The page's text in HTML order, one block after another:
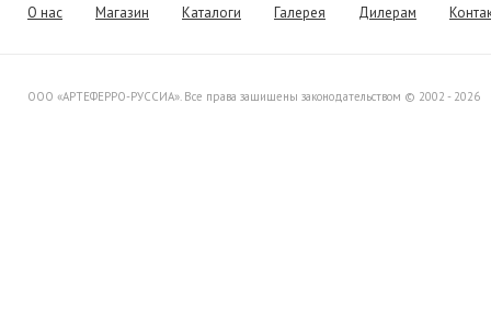
Уважаемые клиенты! Представляем
Вашему вниманию распродажу
О нас Магазин Каталоги Галерея Дилерам
ООО «АРТЕФЕРРО-РУССИА». Все права защищены законодательством © 2002 - 2026